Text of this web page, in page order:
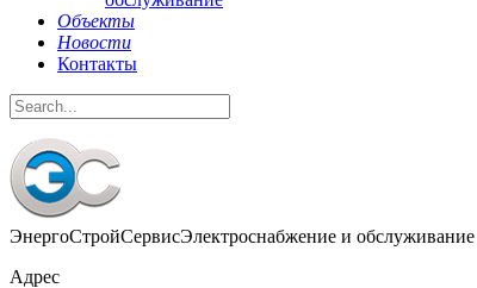
Объекты
Новости
Контакты
ЭнергоСтройСервисЭлектроснабжение и
Адрес